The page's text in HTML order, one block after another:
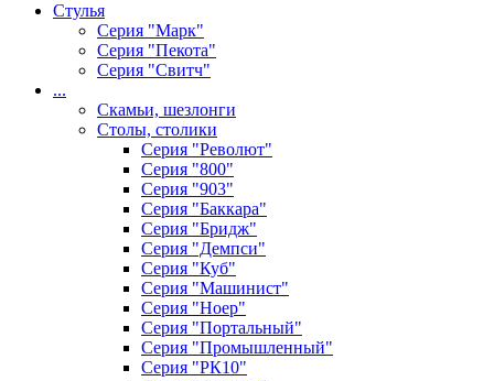
Стулья
Серия "Марк"
Серия "Пекота"
Серия "Свитч"
...
Скамьи, шезлонги
Столы, столики
Серия "Револют"
Серия "800"
Серия "903"
Серия "Баккара"
Серия "Бридж"
Серия "Демпси"
Серия "Куб"
Серия "Машинист"
Серия "Ноер"
Серия "Портальный"
Серия "Промышленный"
Серия "РК10"